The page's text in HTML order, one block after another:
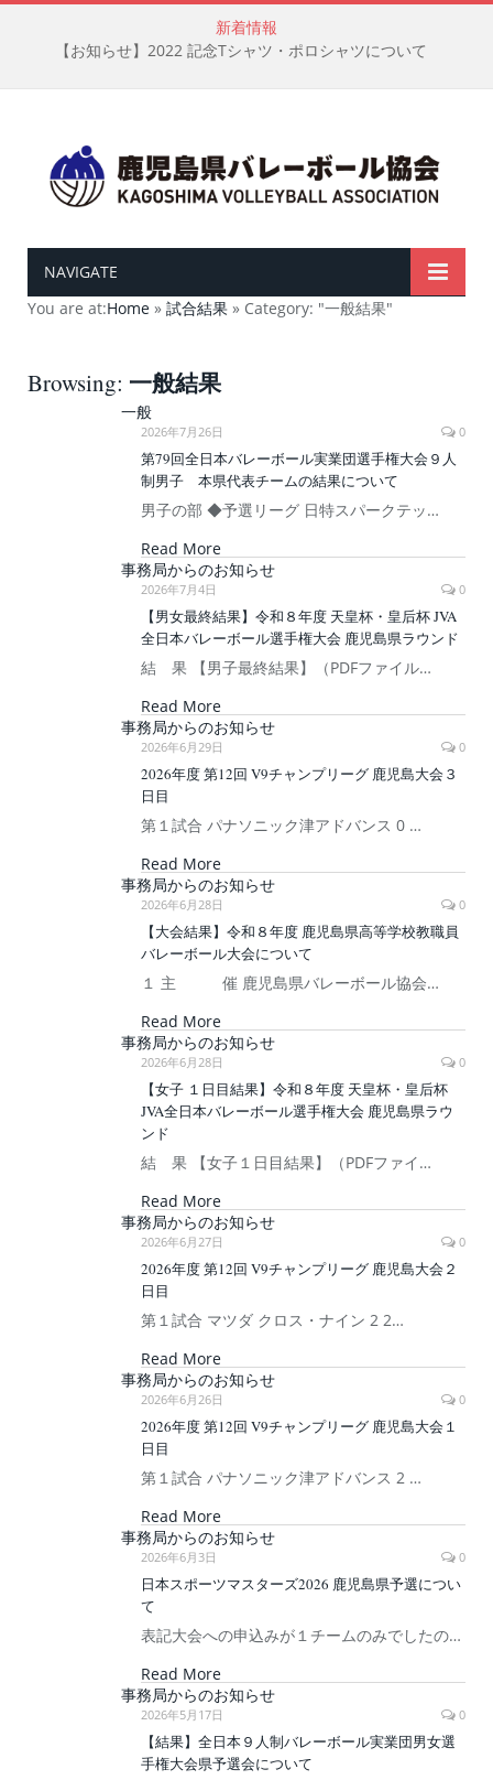
新着情報
【お知らせ】2022 記念Tシャツ・ポロシャツについて
NAVIGATE
You are at:Home » 試合結果 » Category: "一般結果"
Browsing: 一般結果
一般
2026年7月26日 0
第79回全日本バレーボール実業団選手権大会９人
制男子 本県代表チームの結果について
男子の部 ◆予選リーグ 日特スパークテッ…
Read More
事務局からのお知らせ
2026年7月4日 0
【男女最終結果】令和８年度 天皇杯・皇后杯 JVA
全日本バレーボール選手権大会 鹿児島県ラウンド
結 果 【男子最終結果】（PDFファイル…
Read More
事務局からのお知らせ
2026年6月29日 0
2026年度 第12回 V9チャンプリーグ 鹿児島大会３
日目
第１試合 パナソニック津アドバンス 0 …
Read More
事務局からのお知らせ
2026年6月28日 0
【大会結果】令和８年度 鹿児島県高等学校教職員
バレーボール大会について
１ 主 催 鹿児島県バレーボール協会…
Read More
事務局からのお知らせ
2026年6月28日 0
【女子 １日目結果】令和８年度 天皇杯・皇后杯
JVA全日本バレーボール選手権大会 鹿児島県ラウ
ンド
結 果 【女子１日目結果】（PDFファイ…
Read More
事務局からのお知らせ
2026年6月27日 0
2026年度 第12回 V9チャンプリーグ 鹿児島大会２
日目
第１試合 マツダ クロス・ナイン 2 2…
Read More
事務局からのお知らせ
2026年6月26日 0
2026年度 第12回 V9チャンプリーグ 鹿児島大会１
日目
第１試合 パナソニック津アドバンス 2 …
Read More
事務局からのお知らせ
2026年6月3日 0
日本スポーツマスターズ2026 鹿児島県予選につい
て
表記大会への申込みが１チームのみでしたの…
Read More
事務局からのお知らせ
2026年5月17日 0
【結果】全日本９人制バレーボール実業団男女選
手権大会県予選会について